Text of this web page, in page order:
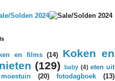
en films (14)
Koken en
(129) baby (4) eten uit
(20) fotodagboek
(13)